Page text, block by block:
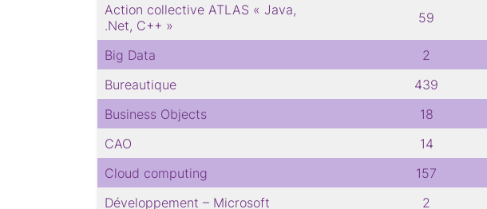
Action collective ATLAS « Java,
.Net, C++ »
59
Big Data 2
Bureautique
439
Business Objects
18
CAO
14
Cloud computing
157
Développement – Microsoft
2